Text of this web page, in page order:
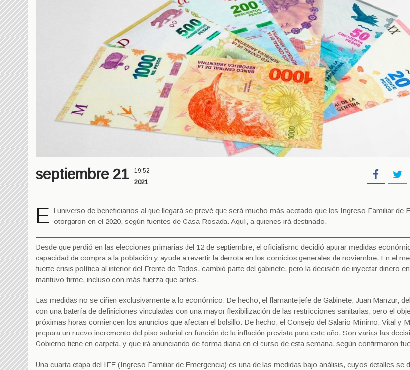
septiembre 21 19:52
2021
E l universo de beneficiarios al que llegará se prevé que será mucho más acotado que los Ingreso Familiar de
otorgaron en el 2020, según fuentes de Casa Rosada. Aquí, a quienes irá destinado.
Desde que perdió en las elecciones primarias del 12 de septiembre, el oficialismo decidió apurar medidas
capacidad de compra a la población y ayude a revertir la derrota en los comicios generales de noviembre. En el
fuerte crisis política al interior del Frente de Todos, cambió parte del gabinete, pero la decisión de inyectar dinero
mantuvo firme, incluso con más fuerza que antes.
Las medidas no se ciñen exclusivamente a lo económico. De hecho, el flamante jefe de Gabinete, Juan Manzur,
con una batería de definiciones vinculadas con una mayor flexibilización de las restricciones sanitarias, pero el
próximas horas comiencen los anuncios que afectan el bolsillo. De hecho, el Consejo del Salario Mínimo, Vital y
prepara un nuevo incremento del piso salarial en función de la inflación prevista para este año. Son varias las
Gobierno tiene en carpeta, y que irá anunciando de forma diaria en el curso de esta semana, según confirmaron
Una cuarta etapa del IFE (Ingreso Familiar de Emergencia) es una de las medidas bajo análisis, cuyos detalles se